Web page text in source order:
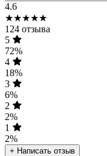
4.6
★★★★★
124 отзыва
5
72%
4
18%
3
6%
2
2%
1
2%
+ Написать отзыв